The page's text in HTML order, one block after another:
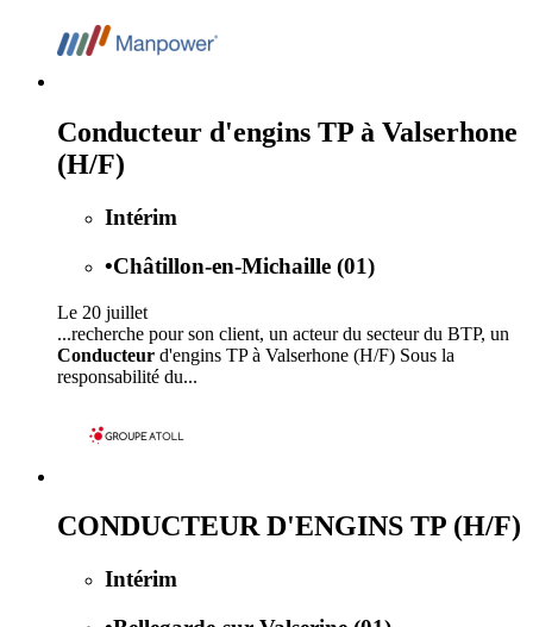
Conducteur d'engins TP à Valserhone
(H/F)
Intérim
•Châtillon-en-Michaille (01)
Le 20 juillet
...recherche pour son client, un acteur du secteur du BTP, un
Conducteur d'engins TP à Valserhone (H/F) Sous la
responsabilité du...
CONDUCTEUR D'ENGINS TP (H/F)
Intérim